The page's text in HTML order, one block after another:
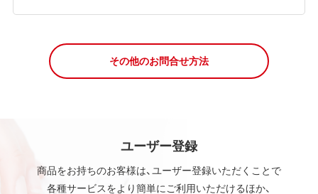
その他のお問合せ方法
ユーザー登録
商品をお持ちのお客様は、ユーザー登録いただくことで
各種サービスをより簡単にご利用いただけるほか、